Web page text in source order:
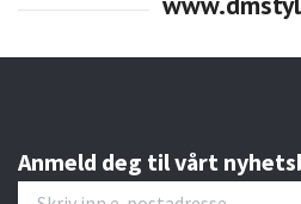
Anmeld deg til vårt